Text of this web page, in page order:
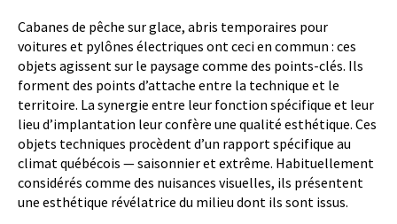
Cabanes de pêche sur glace, abris temporaires pour
voitures et pylônes électriques ont ceci en commun : ces
objets agissent sur le paysage comme des points-clés. Ils
forment des points d’attache entre la technique et le
territoire. La synergie entre leur fonction spécifique et leur
lieu d’implantation leur confère une qualité esthétique. Ces
objets techniques procèdent d’un rapport spécifique au
climat québécois — saisonnier et extrême. Habituellement
considérés comme des nuisances visuelles, ils présentent
une esthétique révélatrice du milieu dont ils sont issus.